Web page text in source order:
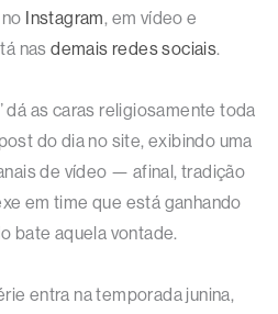
Instagram, em vídeo e
nasdemais redes sociais.
dá as caras religiosamente toda
do dia no site, exibindo uma
de vídeo — afinal, tradição
em time que está ganhando
bate aquela vontade.
entra na temporada junina,